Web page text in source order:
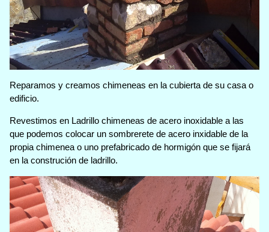
Reparamos y creamos chimeneas en la cubierta de su casa o
edificio.
Revestimos en Ladrillo chimeneas de acero inoxidable a las
que podemos colocar un sombrerete de acero inxidable de la
propia chimenea o uno prefabricado de hormigón que se fijará
en la construción de ladrillo.